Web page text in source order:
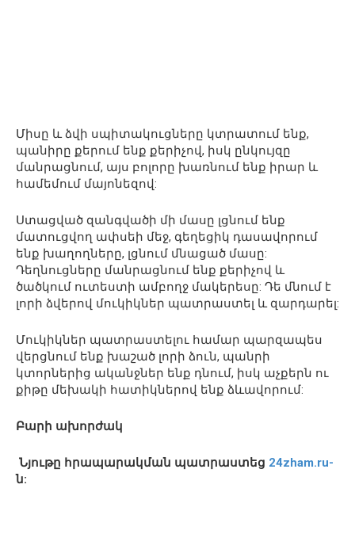
Միսը և ձվի սպիտակուցները կտրատում ենք,
պանիրը քերում ենք քերիչով, իսկ ընկույզը
մանրացնում, այս բոլորը խառնում ենք իրար և
համեմում մայոնեզով:
Ստացված զանգվածի մի մասը լցնում ենք
մատուցվող ափսեի մեջ, գեղեցիկ դասավորում
ենք խաղողները, լցնում մնացած մասը:
Դեղնուցները մանրացնում ենք քերիչով և
ծածկում ուտեստի ամբողջ մակերեսը: Դե մնում է
լորի ձվերով մուկիկներ պատրաստել և զարդարել:
Մուկիկներ պատրաստելու համար պարզապես
վերցնում ենք խաշած լորի ձուն, պանրի
կտորներից ականջներ ենք դնում, իսկ աչքերն ու
քիթը մեխակի հատիկներով ենք ձևավորում:
Բարի ախորժակ
Նյութը հրապարակման պատրաստեց 24zham.ru-
ն: